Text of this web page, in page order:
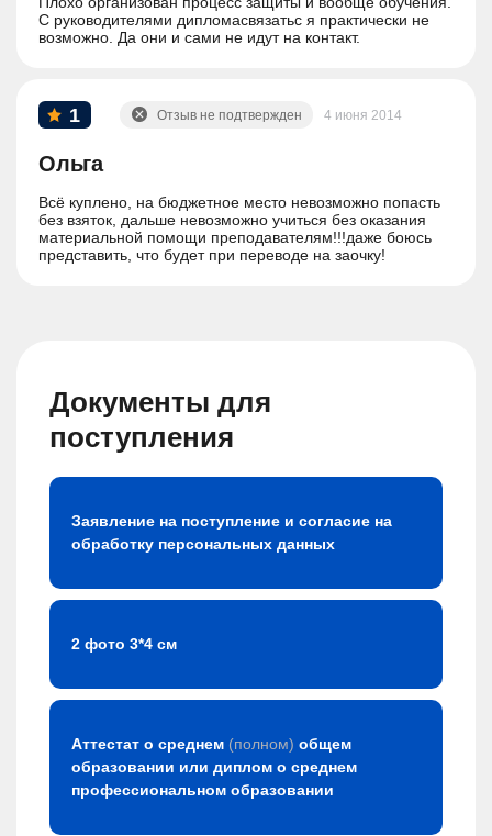
С руководителями дипломасвязатьс я практически не
возможно. Да они и сами не идут на контакт.
1
Ольга
4 июня 2014
Отзыв не подтвержден
Всё куплено, на бюджетное место невозможно попасть
без взяток, дальше невозможно учиться без оказания
материальной помощи преподавателям!!!даже боюсь
представить, что будет при переводе на заочку!
Документы для
поступления
Заявление на поступление и согласие на
обработку персональных данных
2 фото 3*4 см
Аттестат о среднем (полном) общем
образовании или диплом о среднем
профессиональном образовании